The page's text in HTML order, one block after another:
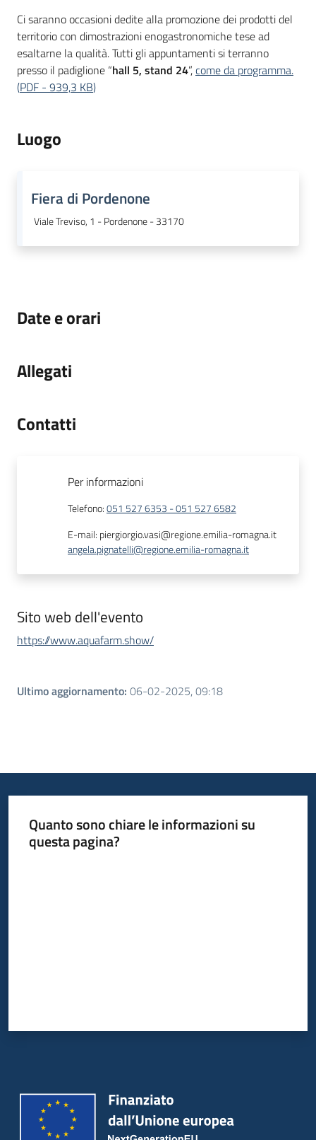
Ci saranno occasioni dedite alla promozione dei prodotti del
territorio con dimostrazioni enogastronomiche tese ad
esaltarne la qualità. Tutti gli appuntamenti si terranno
presso il padiglione “hall 5, stand 24”,come da programma.
(PDF - 939,3 KB)
Luogo
Fiera di Pordenone
Viale Treviso, 1 - Pordenone - 33170
Date e orari
Allegati
Contatti
Per informazioni
Telefono:051 527 6353 - 051 527 6582
E-mail: piergiorgio.vasi@regione.emilia-romagna.it
angela.pignatelli@regione.emilia-romagna.it
Sito web dell'evento
https://www.aquafarm.show/
Ultimo aggiornamento: 06-02-2025, 09:18
Quanto sono chiare le informazioni su
questa pagina?